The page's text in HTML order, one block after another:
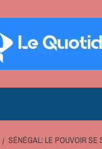
SÉNÉGAL: LE POUVOIR SE